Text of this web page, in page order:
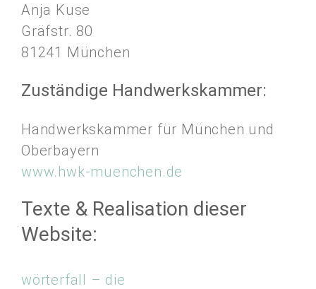
Anja Kuse
Gräfstr. 80
81241 München
Zuständige Handwerkskammer:
Handwerkskammer für München und
Oberbayern
www.hwk-muenchen.de
Texte & Realisation dieser
Website:
wörterfall – die